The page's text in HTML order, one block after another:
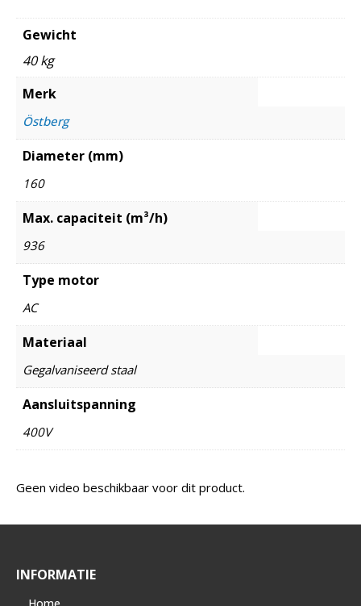
Gewicht
40 kg
Merk
Östberg
Diameter (mm)
160
Max. capaciteit (m³/h)
936
Type motor
AC
Materiaal
Gegalvaniseerd staal
Aansluitspanning
400V
Geen video beschikbaar voor dit product.
INFORMATIE